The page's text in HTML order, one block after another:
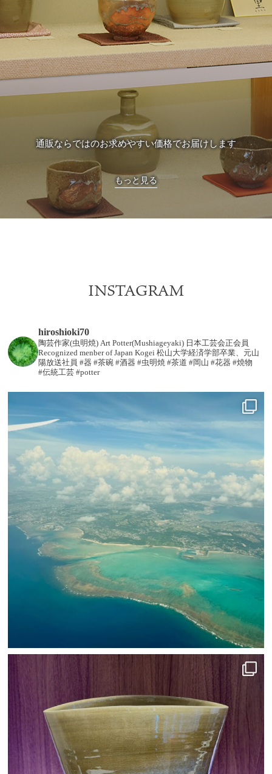
通販ならではのお求めやすい価格でお届けします
もっと見る
INSTAGRAM
hiroshioki70
陶芸作家(虫明焼) Art Potter(Mushiageyaki) 日本工芸会正会員
Recognized menber of Japan Kogei松山大学経済学部卒業、元山
陽放送社員 #器 #茶碗 #酒器 #虫明焼 #茶道 #岡山 #花器 #焼物
#伝統工芸 #potter